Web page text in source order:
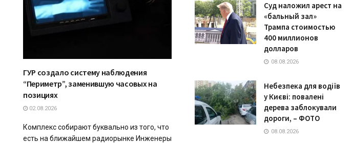
ГУР создало систему наблюдения
“Периметр”, заменившую часовых на
позициях
02.08.2026
Комплекс собирают буквально из того, что
есть на ближайшем радиорынке Инженеры
Суд наложил арест на
«бальный зал»
Трампа стоимостью
400 миллионов
долларов
08.08.2026
Небезпека для водіїв
у Києві: повалені
дерева заблокували
дороги, – ФОТО
08.08.2026